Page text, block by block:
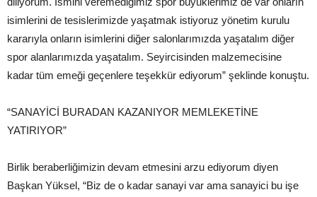
isimlerini de tesislerimizde yaşatmak istiyoruz yönetim kurulu
kararıyla onların isimlerini diğer salonlarımızda yaşatalım diğer
spor alanlarımızda yaşatalım. Seyircisinden malzemecisine
kadar tüm emeği geçenlere teşekkür ediyorum” şeklinde konuştu.
“SANAYİCİ BURADAN KAZANIYOR MEMLEKETİNE
YATIRIYOR”
Birlik beraberliğimizin devam etmesini arzu ediyorum diyen
Başkan Yüksel, “Biz de o kadar sanayi var ama sanayici bu işe